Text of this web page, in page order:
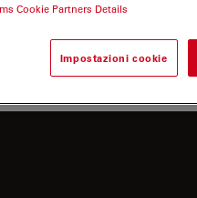
Cookie Partners Details
Impostazioni cookie